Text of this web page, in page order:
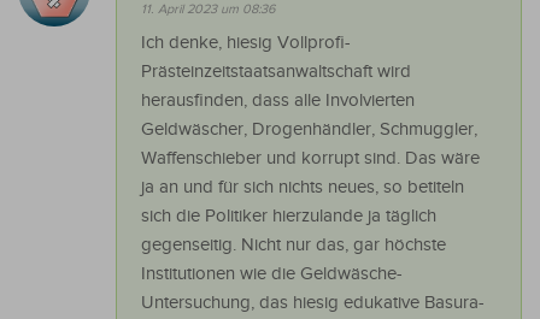
11. April 2023 um 08:36
Ich denke, hiesig Vollprofi-
Prästeinzeitstaatsanwaltschaft wird
herausfinden, dass alle Involvierten
Geldwäscher, Drogenhändler, Schmuggler,
Waffenschieber und korrupt sind. Das wäre
ja an und für sich nichts neues, so betiteln
sich die Politiker hierzulande ja täglich
gegenseitig. Nicht nur das, gar höchste
Institutionen wie die Geldwäsche-
Untersuchung, das hiesig edukative Basura-